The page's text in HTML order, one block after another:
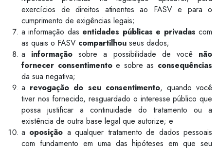
exercícios de direitos atinentes ao FASV e para o
cumprimento de exigências legais;
a informação das entidades públicas e privadas com
as quais o FASV compartilhou seus dados;
a informação sobre a possibilidade de você não
fornecer consentimentoe sobre as consequências
da sua negativa;
a revogação do seu consentimento, quando você
tiver nos fornecido, resguardado o interesse público que
possa justificar a continuidade do tratamento ou a
existência de outra base legal que autorize; e
a oposição a qualquer tratamento de dados pessoais
com fundamento em uma das hipóteses em que seu